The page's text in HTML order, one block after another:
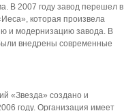
В 2007 году завод перешел в
которая произвела
и модернизацию завода. В
внедрены современные
«Звезда» создано и
году. Организация имеет